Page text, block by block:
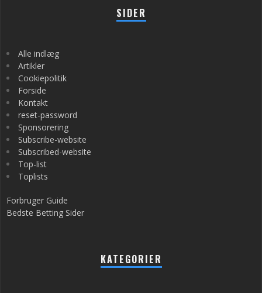
SIDER
Alle indlæg
Artikler
Cookiepolitik
Forside
Kontakt
reset-password
Sponsorering
Subscribe-website
Subscribed-website
Top-list
Toplists
Forbruger Guide
Bedste Betting Sider
KATEGORIER